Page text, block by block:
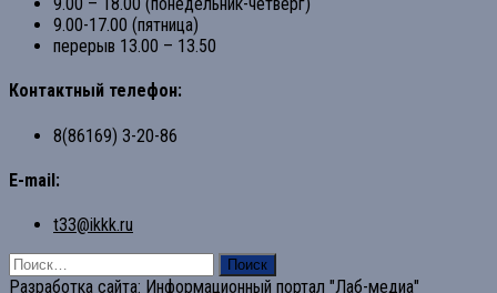
9.00-17.00 (пятница)
перерыв 13.00 – 13.50
Контактный телефон:
8(86169) 3-20-86
E-mail:
t33@ikkk.ru
Найти:
Разработка сайта: Информационный портал "Лаб-медиа"